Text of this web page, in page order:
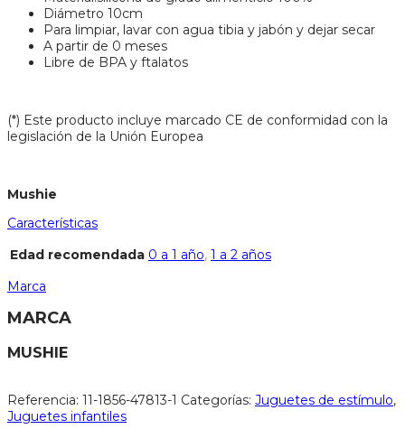
Diámetro 10cm
Para limpiar, lavar con agua tibia y jabón y dejar secar
A partir de 0 meses
Libre de BPA y ftalatos
(*) Este producto incluye marcado CE de conformidad con la
legislación de la Unión Europea
Mushie
Características
Edad recomendada 0 a 1 año, 1 a 2 años
Marca
MARCA
MUSHIE
Referencia: 11-1856-47813-1 Categorías: Juguetes de estímulo,
Juguetes infantiles